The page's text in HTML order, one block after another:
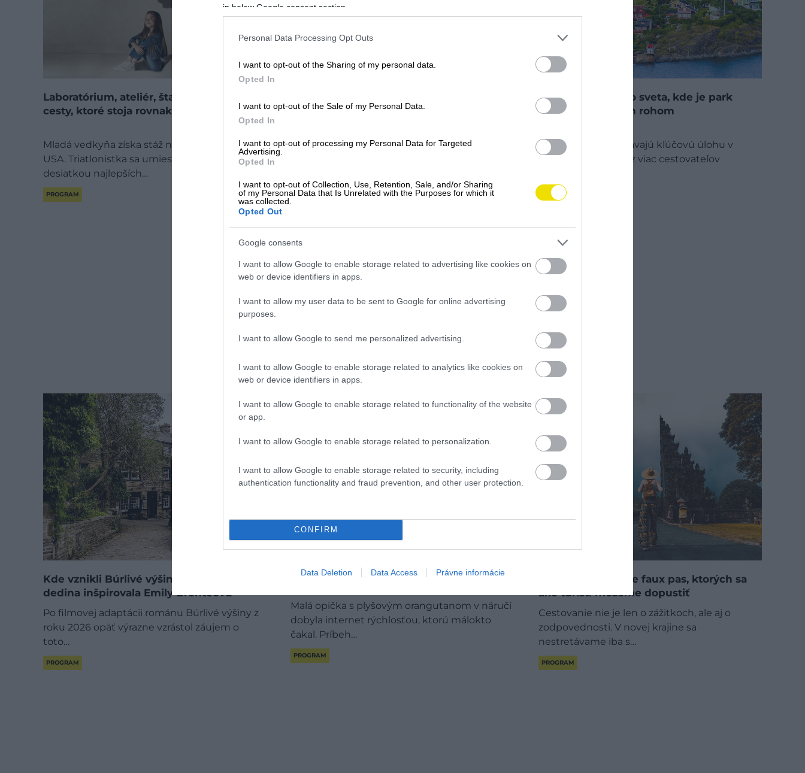
in below Google consent section.
Personal Data Processing Opt Outs
I want to opt-out of the Sharing of my personal data.
Opted In
I want to opt-out of the Sale of my Personal Data.
Opted In
I want to opt-out of processing my Personal Data for Targeted
Advertising.
Opted In
I want to opt-out of Collection, Use, Retention, Sale, and/or Sharing
of my Personal Data that Is Unrelated with the Purposes for which it
was collected.
Opted Out
Google consents
I want to allow Google to enable storage related to advertising like cookies on
web or device identifiers in apps.
I want to allow my user data to be sent to Google for online advertising
purposes.
I want to allow Google to send me personalized advertising.
I want to allow Google to enable storage related to analytics like cookies on
web or device identifiers in apps.
I want to allow Google to enable storage related to functionality of the website
or app.
I want to allow Google to enable storage related to personalization.
I want to allow Google to enable storage related to security, including
authentication functionality and fraud prevention, and other user protection.
CONFIRM
Data Deletion Data Access Právne informácie
Laboratórium, ateliér, štadión. Tri rôzne
cesty, ktoré stoja rovnaké peniaze
Mladá vedkyňa získa stáž na Mayo Clinic v
USA. Triatlonistka sa umiestni medzi
desiatkou najlepších…
PROGRAM
robia a prečo z toho robia turistickú
Jar vo Švédsku nemá pevnú tvár. Zatiaľ čo na
PROGRAM
Najzelenšie mesto sveta, kde je park
takmer za každým rohom
Zelené plochy zohrávajú kľúčovú úlohu v
kvalite života a čoraz viac cestovateľov
PROGRAM
Kde vznikli Búrlivé výšiny? Táto anglická
dedina inšpirovala Emily Brontëovú
Po filmovej adaptácii románu Búrlivé výšiny z
roku 2026 opäť výrazne vzrástol záujem o
toto…
PROGRAM
Príbeh opičky Punch: Kde môžete vidieť
Malá opička s plyšovým orangutanom v náručí
dobyla internet rýchlosťou, ktorú málokto
čakal. Príbeh…
PROGRAM
Najväčšie kultúrne faux pas, ktorých sa
ako turisti môžeme dopustiť
Cestovanie nie je len o zážitkoch, ale aj o
zodpovednosti. V novej krajine sa
nestretávame iba s…
PROGRAM